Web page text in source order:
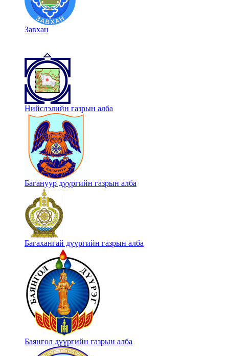
Завхан
Нийслэлийн газрын алба
Багануур дүүргийн газрын алба
Багахангай дүүргийн газрын алба
Баянгол дүүргийн газрын алба